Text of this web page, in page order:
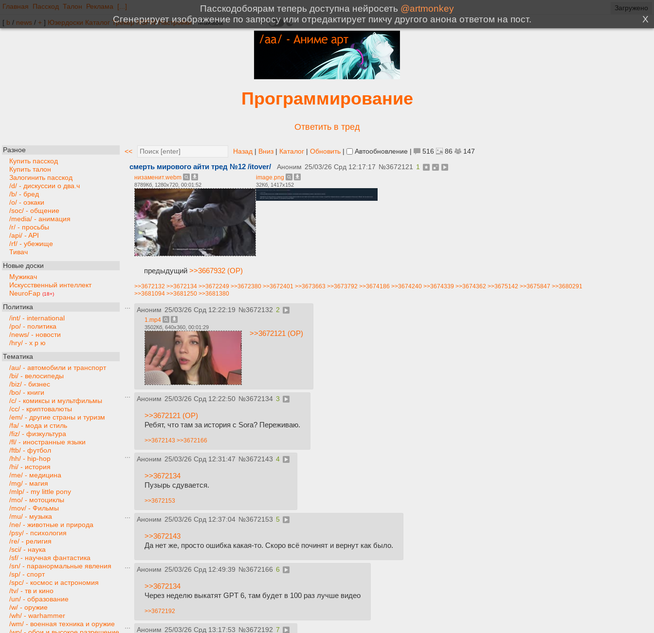
Главная Пасскод Талон Реклама [...]
[ b / news / + ] Юзердоски Каталог Трекер NSFW Настройки
Программирование
Ответить в тред
Разное
Купить пасскод
Купить талон
Залогинить пасскод
/d/ - дискуссии о два.ч
/b/ - бред
/o/ - оэкаки
/soc/ - общение
/media/ - анимация
/r/ - просьбы
/api/ - API
/rf/ - убежище
Тивач
Новые доски
Мужикач
Искусственный интеллект
NeuroFap (18+)
Политика
/int/ - international
/po/ - политика
/news/ - новости
/hry/ - х р ю
Тематика
/au/ - автомобили и транспорт
/bi/ - велосипеды
/biz/ - бизнес
/bo/ - книги
/c/ - комиксы и мультфильмы
/cc/ - криптовалюты
/em/ - другие страны и туризм
/fa/ - мода и стиль
/fiz/ - физкультура
/fl/ - иностранные языки
/ftb/ - футбол
/hh/ - hip-hop
/hi/ - история
/me/ - медицина
/mg/ - магия
/mlp/ - my little pony
/mo/ - мотоциклы
/mov/ - Фильмы
/mu/ - музыка
/ne/ - животные и природа
/psy/ - психология
/re/ - религия
/sci/ - наука
/sf/ - научная фантастика
/sn/ - паранормальные явления
/sp/ - спорт
/spc/ - космос и астрономия
/tv/ - тв и кино
/un/ - образование
/w/ - оружие
/wh/ - warhammer
/wm/ - военная техника и оружие
<< Назад | Вниз | Каталог | Обновить | Автообновление | 516 86 147
смерть мирового айти тред №12 /itover/ Аноним 25/03/26 Срд 12:17:17 №3672121 1
низаменит.webm
8789Кб, 1280x720, 00:01:52
image.png
32Кб, 1417x152
предыдущий >>3667932 (OP)
>>3672132 >>3672134 >>3672249 >>3672380 >>3672401 >>3673663 >>3673792 >>3674186 >>3674240 >>3674339 >>3674362 >>3675142 >>3675847 >>3680291
>>3681094 >>3681250 >>3681380
Аноним 25/03/26 Срд 12:22:19 №3672132 2
1.mp4
3502Кб, 640x360, 00:01:29
>>3672121 (OP)
Аноним 25/03/26 Срд 12:22:50 №3672134 3
>>3672121 (OP)
Ребят, что там за история с Sora? Переживаю.
>>3672143 >>3672166
Аноним 25/03/26 Срд 12:31:47 №3672143 4
>>3672134
Пузырь сдувается.
>>3672153
Аноним 25/03/26 Срд 12:37:04 №3672153 5
>>3672143
Да нет же, просто ошибка какая-то. Скоро всё починят и вернут как было.
Аноним 25/03/26 Срд 12:49:39 №3672166 6
>>3672134
Через неделю выкатят GPT 6, там будет в 100 раз лучше видео
>>3672192
Аноним 25/03/26 Срд 13:17:53 №3672192 7